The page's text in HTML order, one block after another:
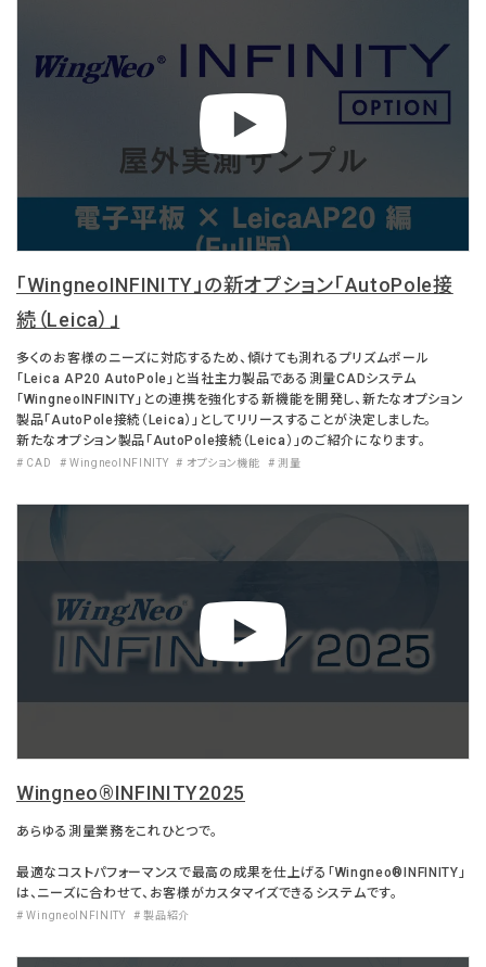
「WingneoINFINITY」の新オプション「AutoPole接
続（Leica）」
多くのお客様のニーズに対応するため、傾けても測れるプリズムポール
「Leica AP20 AutoPole」と当社主力製品である測量CADシステム
「WingneoINFINITY」との連携を強化する新機能を開発し、新たなオプション
製品「AutoPole接続（Leica）」としてリリースすることが決定しました。
新たなオプション製品「AutoPole接続（Leica）」のご紹介になります。
# CAD # WingneoINFINITY # オプション機能 # 測量
Wingneo®INFINITY2025
あらゆる測量業務をこれひとつで。
最適なコストパフォーマンスで最高の成果を仕上げる「Wingneo®INFINITY」
は、ニーズに合わせて、お客様がカスタマイズできるシステムです。
# WingneoINFINITY # 製品紹介